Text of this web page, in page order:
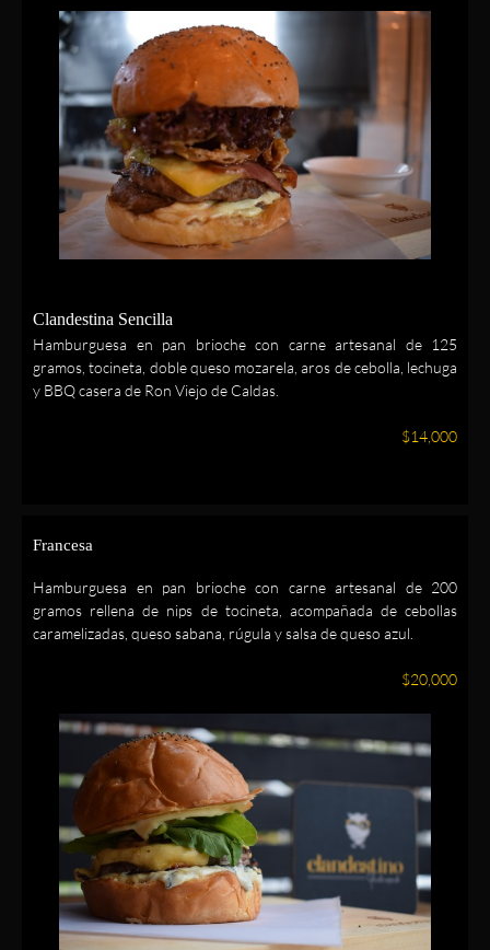
Clandestina Sencilla
Hamburguesa en pan brioche con carne artesanal de 125
gramos, tocineta, doble queso mozarela, aros de cebolla, lechuga
y BBQ casera de Ron Viejo de Caldas.
$14,000
Francesa
Hamburguesa en pan brioche con carne artesanal de 200
gramos rellena de nips de tocineta, acompañada de cebollas
caramelizadas, queso sabana, rúgula y salsa de queso azul.
$20,000